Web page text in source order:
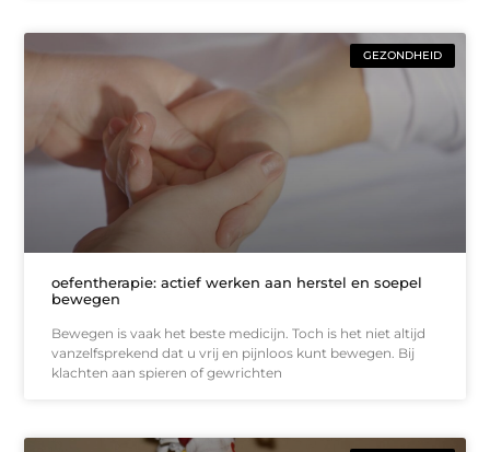
GEZONDHEID
oefentherapie: actief werken aan herstel en soepel
bewegen
Bewegen is vaak het beste medicijn. Toch is het niet altijd
vanzelfsprekend dat u vrij en pijnloos kunt bewegen. Bij
klachten aan spieren of gewrichten